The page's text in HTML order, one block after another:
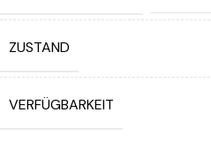
ZUSTAND
VERFÜGBARKEIT